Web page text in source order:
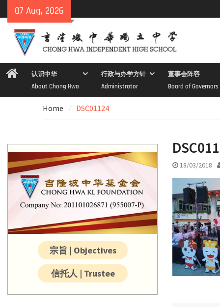
to
content
07 Aug, 2026
Home认识中华
About Chong Hwa
行政与办学方针
Administrator
董事会阵容
Board of Governors
Home DSC01124
18/03/2018
宗旨 | Objectives
信托人 | Trustee